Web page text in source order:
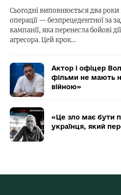
Сьогодні виповнюється два роки
операції — безпрецедентної за
кампанії, яка перенесла бойові
агресора. Цей крок…
Актор і офіцер
фільми не мають
війною»
«Це зло має бути
українця, який